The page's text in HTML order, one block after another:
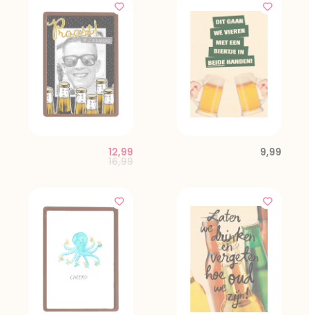
Price reduced from
16,99to
12,99 9,99